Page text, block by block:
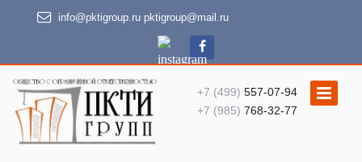
info@pktigroup.ru pktigroup@mail.ru
+7 (499) 557-07-94
+7 (985) 768-32-77